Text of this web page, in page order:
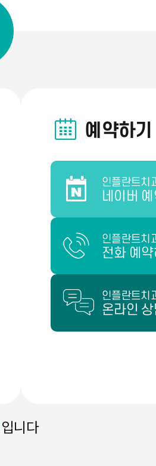
예약하기
인플란트치
네이버 예
인플란트치
전화 예약
인플란트치
온라인 상
입니다